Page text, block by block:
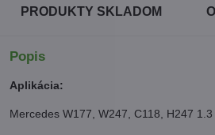
PRODUKTY SKLADOM
Popis
Aplikácia:
Mercedes W177, W247, C118, H247 1.3